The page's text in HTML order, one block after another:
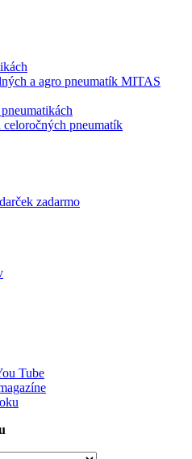
a agro pneumatík MITAS
pneumatík
zadarmo